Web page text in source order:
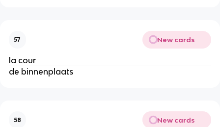
57 New cards
la cour
de binnenplaats
58 New cards